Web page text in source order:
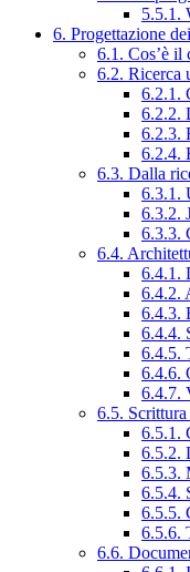
5.5.1.
6. Progettazione
6.1. Cos’è il
6.2. Ricerca
6.2.1.
6.2.2.
6.2.3.
6.2.4.
6.3. Dalla
6.3.1.
6.3.2.
6.3.3.
6.4.
6.4.1.
6.4.2.
6.4.3.
6.4.4.
6.4.5.
6.4.6.
6.4.7.
6.5.
6.5.1.
6.5.2.
6.5.3.
6.5.4.
6.5.5.
6.5.6.
6.6.